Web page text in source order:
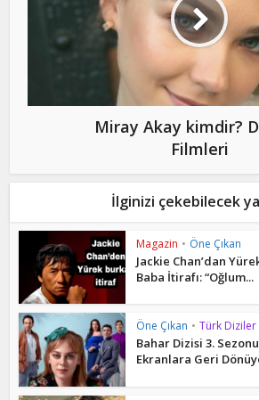
Miray Akay kimdir?
Filmleri
İlginizi çekebilecek
Magazin • Öne Çıkan
Jackie Chan’dan
Baba İtirafı: “Oğlum...
Öne Çıkan • Türk Diziler
Bahar Dizisi 3.
Ekranlara Geri